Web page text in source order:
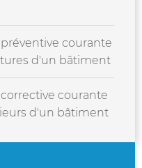
courante
d'un bâtiment
courante
d'un bâtiment